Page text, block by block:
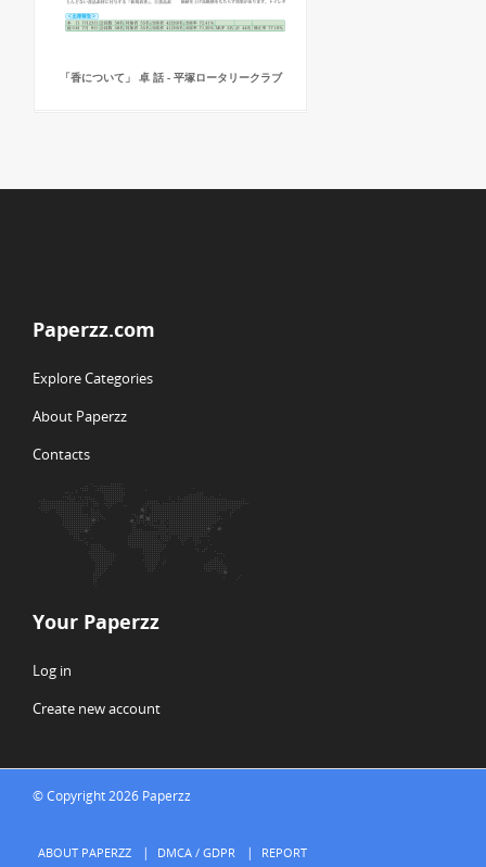
「香について」 卓 話 - 平塚ロータリークラブ
Paperzz.com
Explore Categories
About Paperzz
Contacts
Your Paperzz
Log in
Create new account
© Copyright 2026 Paperzz
ABOUT PAPERZZ DMCA / GDPR REPORT